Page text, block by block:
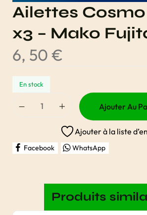
Ailettes
x3 – Mako
6, 50 €
En stock
Ajouter Au
Ajouter à la liste
Facebook WhatsApp
Produits